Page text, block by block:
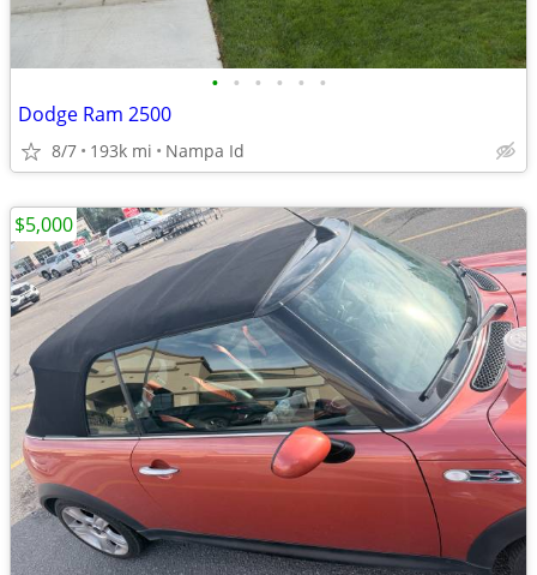
• • • • • •
Dodge Ram 2500
8/7 193k mi Nampa Id
$5,000